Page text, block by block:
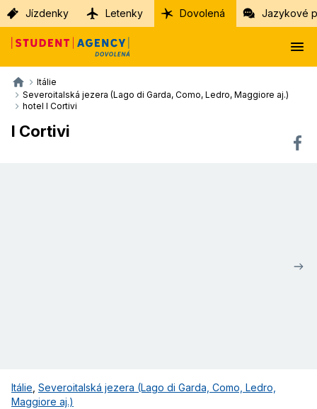
Jízdenky Letenky Dovolená Jazykové
Itálie
Severoitalská jezera (Lago di Garda, Como, Ledro, Maggiore aj.)
hotel I Cortivi
I Cortivi
Itálie Severoitalská jezera (Lago di Garda, Como, Ledro,
Maggiore aj.)